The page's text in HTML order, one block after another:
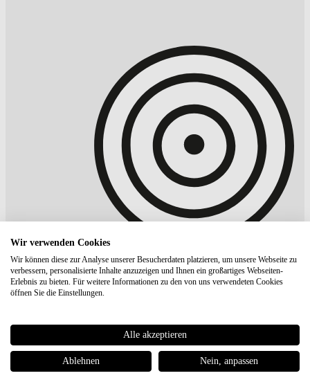
Carhartt WIP Harper Sweat Short
€ 78,95
Wir verwenden Cookies
Wir können diese zur Analyse unserer Besucherdaten platzieren, um unsere Webseite zu
verbessern, personalisierte Inhalte anzuzeigen und Ihnen ein großartiges Webseiten-
Erlebnis zu bieten. Für weitere Informationen zu den von uns verwendeten Cookies
öffnen Sie die Einstellungen.
Alle akzeptieren
Ablehnen Nein, anpassen